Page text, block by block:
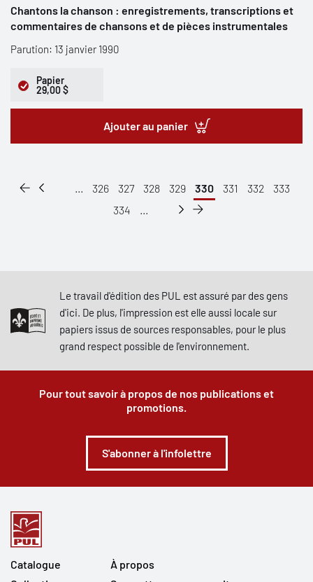
Chantons la chanson : enregistrements, transcriptions et
commentaires de chansons et de pièces instrumentales
Parution: 13 janvier 1990
Papier
29,00 $
Ajouter au panier
... 326 327 328 329 330 331 332
333
334
...
Le travail d'édition des PUL est assuré par des gens
d'ici. De plus, l'impression est elle aussi locale sur
papiers issus de sources responsables, pour le plus
grand respect possible de l'environnement.
Pour tout savoir à propos de nos publications et
promotions.
S'abonner à l'infolettre
Catalogue
À propos